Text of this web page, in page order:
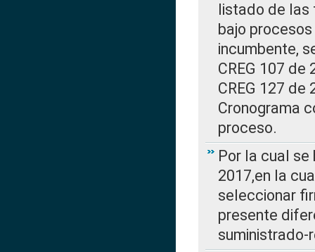
listado de las
bajo
incumbente,
CREG 107
CREG 127 de
Cronograma
proceso.
Por la cual se
2017,en la
seleccionar
presente